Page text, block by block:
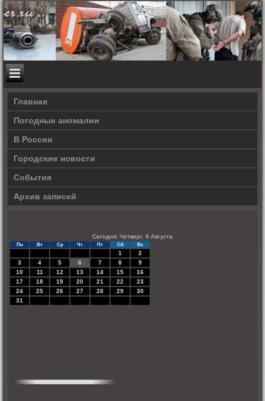
Главная
Погодные аномалии
В России
Городские новости
События
Архив записей
Сегодня: Четверг, 6 Августа
Пн Вт Ср Чт Пт Сб Вс
1
2
3
4 5 6 7 8
9
10
11 12 13 14 15
16
17
18 19 20 21 22
23
24
25 26 27 28 29
30
31